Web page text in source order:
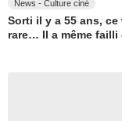
News - Culture ciné
Sorti il y a 55 ans,
rare… Il a même failli